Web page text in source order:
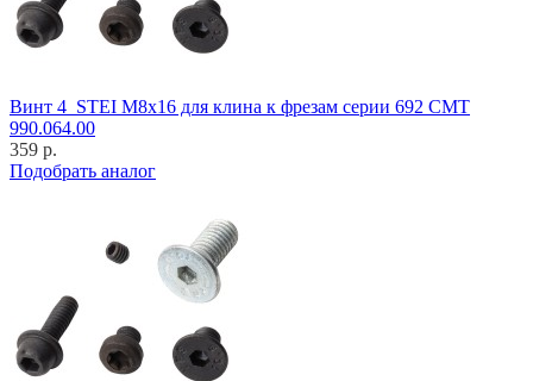
Винт 4_STEI M8x16 для клина к фрезам серии 692 CMT
990.064.00
359 р.
Подобрать аналог